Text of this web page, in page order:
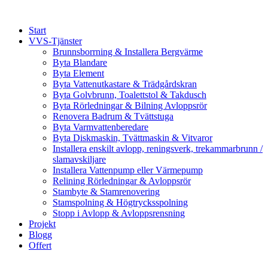
contentStart
VVS-Tjänster
Brunnsborrning & Installera Bergvärme
Byta Blandare
Byta Element
Byta Vattenutkastare & Trädgårdskran
Byta Golvbrunn, Toalettstol & Takdusch
Byta Rörledningar & Bilning Avloppsrör
Renovera Badrum & Tvättstuga
Byta Varmvattenberedare
Byta Diskmaskin, Tvättmaskin & Vitvaror
Installera enskilt avlopp, reningsverk, trekammarbrunn /
slamavskiljare
Installera Vattenpump eller Värmepump
Relining Rörledningar & Avloppsrör
Stambyte & Stamrenovering
Stamspolning & Högtrycksspolning
Stopp i Avlopp & Avloppsrensning
Projekt
Blogg
Offert